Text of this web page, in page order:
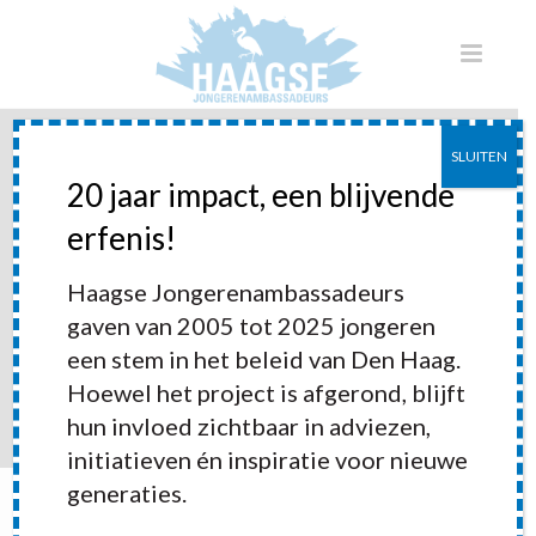
Advies uitgaansgelegenheden
voor jongeren (ongevraagd
advies)
20 jaar impact, een blijvende
erfenis!
Haagse Jongerenambassadeurs
gaven van 2005 tot 2025 jongeren
een stem in het beleid van Den Haag.
Hoewel het project is afgerond, blijft
hun invloed zichtbaar in adviezen,
initiatieven én inspiratie voor nieuwe
generaties.
SLUITEN